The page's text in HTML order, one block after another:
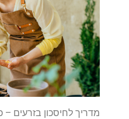
מדריך לחיסכון בזרעים –